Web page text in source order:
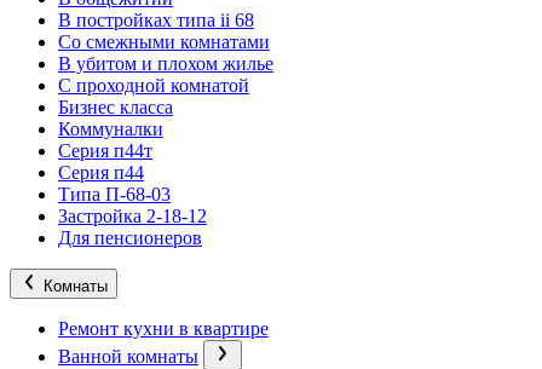
В постройках типа ii 68
Со смежными комнатами
В убитом и плохом жилье
С проходной комнатой
Бизнес класса
Коммуналки
Серия п44т
Серия п44
Типа П-68-03
Застройка 2-18-12
Для пенсионеров
Комнаты
Ремонт кухни в квартире
Ванной комнаты